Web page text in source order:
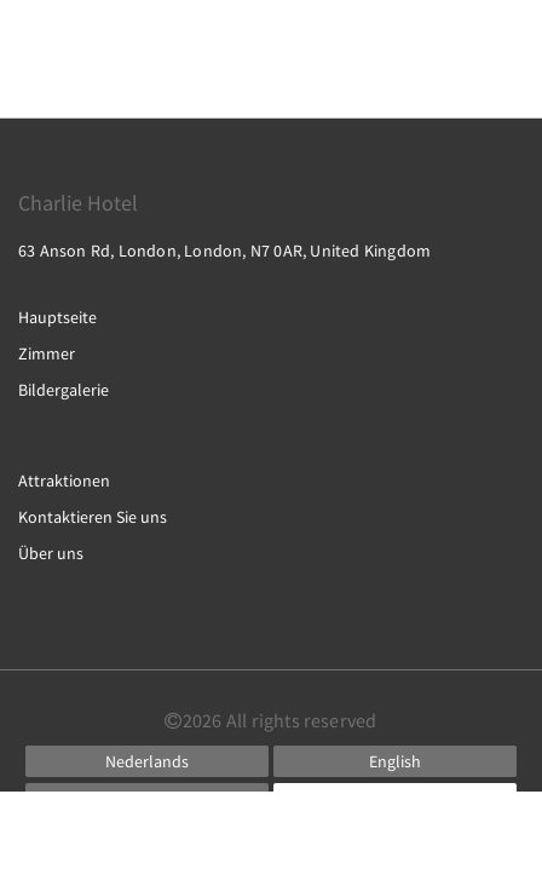
Charlie Hotel
63 Anson Rd, London, London, N7 0AR, United Kingdom
Hauptseite
Zimmer
Bildergalerie
Attraktionen
Kontaktieren Sie uns
Über uns
2026 All rights reserved
Nederlands
English
Français